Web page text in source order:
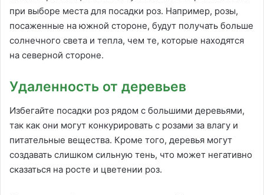
при выборе места для посадки роз. Например, розы,
посаженные на южной стороне, будут получать больше
солнечного света и тепла, чем те, которые находятся
на северной стороне.
Удаленность от деревьев
Избегайте посадки роз рядом с большими деревьями,
так как они могут конкурировать с розами за влагу и
питательные вещества. Кроме того, деревья могут
создавать слишком сильную тень, что может негативно
сказаться на росте и цветении роз.